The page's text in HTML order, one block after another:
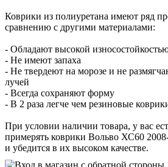
Коврики из полиуретана имеют ряд
сравнению с другими материалами:
- Обладают высокой
- Не имеют запаха
- Не твердеют на морозе и не
лучей
- Всегда сохраняют форму
- В 2 раза легче чем резиновые
При условии наличии товара, у вас
примерять коврики Вольво ХС60
и убедится в их высоком качестве.